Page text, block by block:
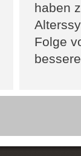
haben
Folge